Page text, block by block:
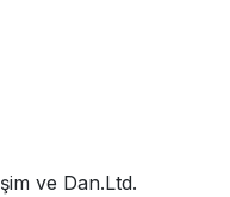
ve Dan.Ltd.